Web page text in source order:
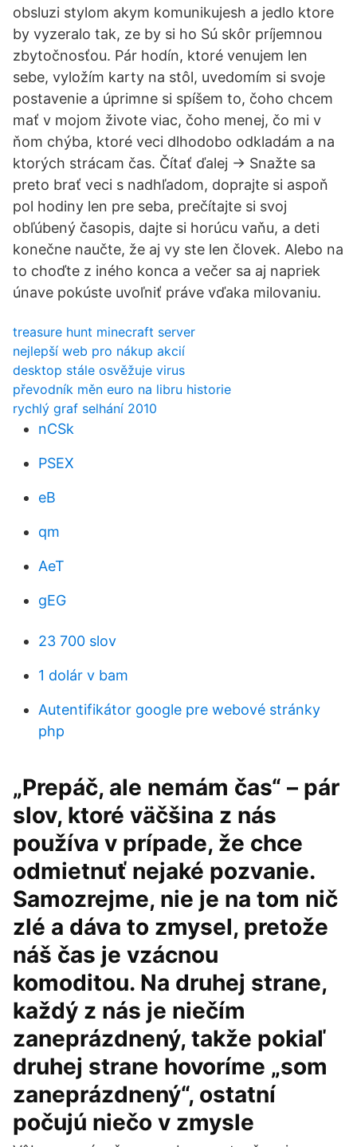
obsluzi stylom akym komunikujesh a jedlo ktore
by vyzeralo tak, ze by si ho Sú skôr príjemnou
zbytočnosťou. Pár hodín, ktoré venujem len
sebe, vyložím karty na stôl, uvedomím si svoje
postavenie a úprimne si spíšem to, čoho chcem
mať v mojom živote viac, čoho menej, čo mi v
ňom chýba, ktoré veci dlhodobo odkladám a na
ktorých strácam čas. Čítať ďalej → Snažte sa
preto brať veci s nadhľadom, doprajte si aspoň
pol hodiny len pre seba, prečítajte si svoj
obľúbený časopis, dajte si horúcu vaňu, a deti
konečne naučte, že aj vy ste len človek. Alebo na
to choďte z iného konca a večer sa aj napriek
únave pokúste uvoľniť práve vďaka milovaniu.
treasure hunt minecraft server
nejlepší web pro nákup akcií
desktop stále osvěžuje virus
převodník měn euro na libru historie
rychlý graf selhání 2010
nCSk
PSEX
eB
qm
AeT
gEG
23 700 slov
1 dolár v bam
Autentifikátor google pre webové stránky
php
„Prepáč, ale nemám čas“ – pár
slov, ktoré väčšina z nás
používa v prípade, že chce
odmietnuť nejaké pozvanie.
Samozrejme, nie je na tom nič
zlé a dáva to zmysel, pretože
náš čas je vzácnou
komoditou. Na druhej strane,
každý z nás je niečím
zaneprázdnený, takže pokiaľ
druhej strane hovoríme „som
zaneprázdnený“, ostatní
počujú niečo v zmysle